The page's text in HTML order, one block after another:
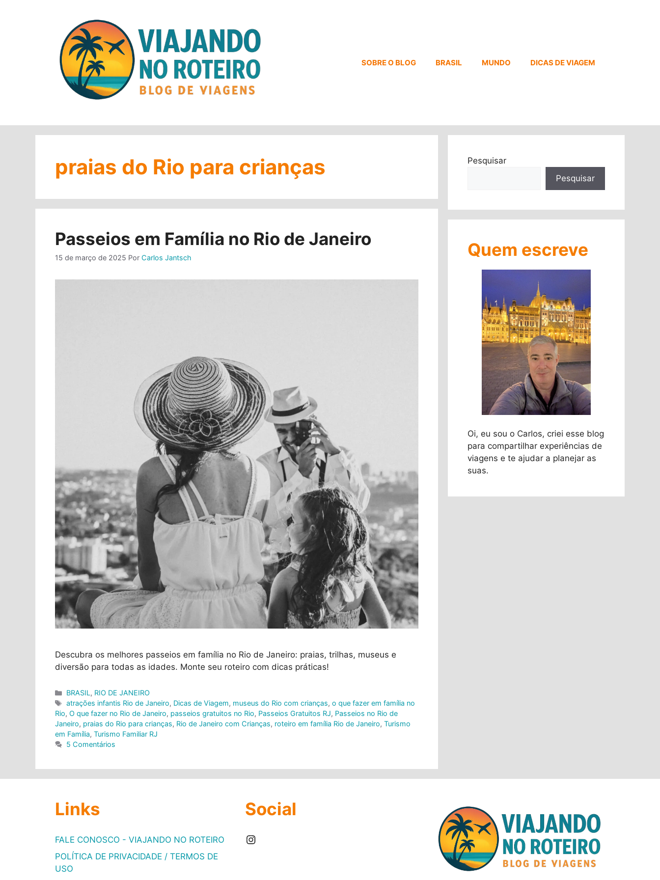
SOBRE O BLOG BRASIL MUNDO DICAS DE VIAGEM
praias do Rio para crianças
Passeios em Família no Rio de Janeiro
15 de março de 2025 Por Carlos Jantsch
Descubra os melhores passeios em família no Rio de Janeiro: praias, trilhas, museus e
diversão para todas as idades. Monte seu roteiro com dicas práticas!
Categorias
BRASIL, RIO DE JANEIRO
Tags
atrações infantis Rio de Janeiro, Dicas de Viagem, museus do Rio com crianças,o que fazer em família no
Rio, O que fazer no Rio de Janeiro, passeios gratuitos no Rio, Passeios Gratuitos RJ, Passeios no Rio de
Janeiro, praias do Rio para crianças, Rio de Janeiro com Crianças, roteiro em família Rio de Janeiro, Turismo
em Família, Turismo Familiar RJ
5 Comentários
Pesquisar
Pesquisar
Quem escreve
Oi, eu sou o Carlos, criei esse blog
para compartilhar experiências de
viagens e te ajudar a planejar as
suas.
Links
FALE CONOSCO - VIAJANDO NO ROTEIRO
POLÍTICA DE PRIVACIDADE / TERMOS DE
USO
Social
Instagram